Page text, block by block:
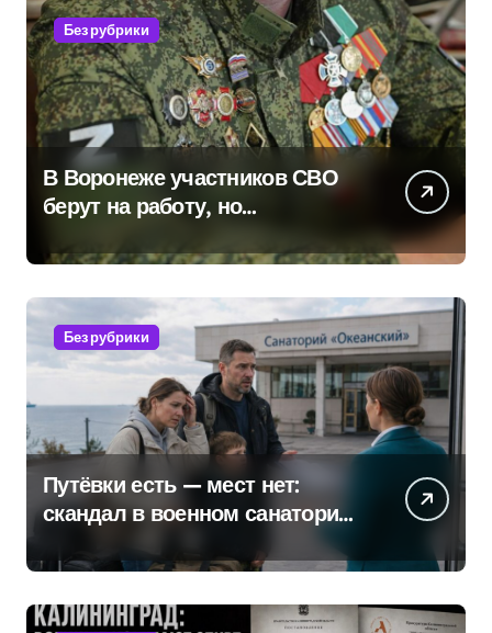
Без рубрики
В Воронеже участников СВО
берут на работу, но
удержаться удаётся не всем
Без рубрики
Путёвки есть — мест нет:
скандал в военном санатории